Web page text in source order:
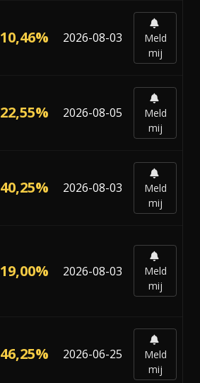
10,46% 2026-08-03
Meld
mij
22,55% 2026-08-05
Meld
mij
40,25% 2026-08-03
Meld
mij
19,00% 2026-08-03
Meld
mij
46,25% 2026-06-25
Meld
mij